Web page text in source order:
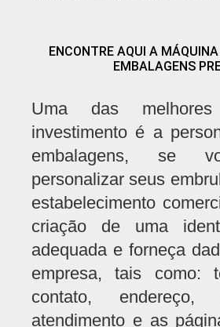
ENCONTRE AQUI A
EMBALAGENS
Uma das
investimento é a
embalagens, se
personalizar seus
estabelecimento
criação de uma
adequada e forneça
empresa, tais como:
contato,
atendimento e as